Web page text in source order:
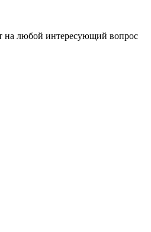
на любой интересующий вопрос